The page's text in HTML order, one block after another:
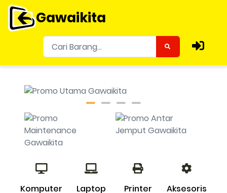
Gawaikita
Komputer Laptop Printer Aksesoris